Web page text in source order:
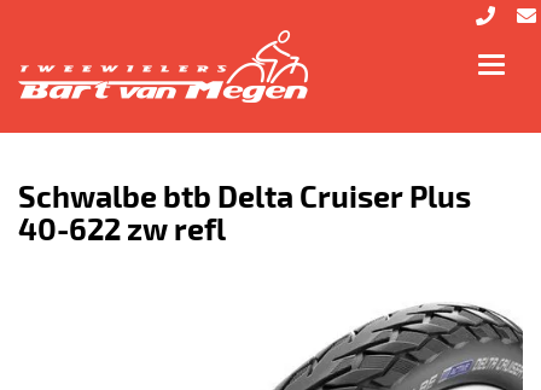
Schwalbe btb Delta Cruiser Plus
40-622 zw refl